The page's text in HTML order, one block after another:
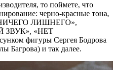
то поймете, что
черно-красные тона,
«НИЧЕГО ЛИШНЕГО»,
ЗВУК», «НЕТ
фигуры Сергея Бодрова
Багрова) и так далее.